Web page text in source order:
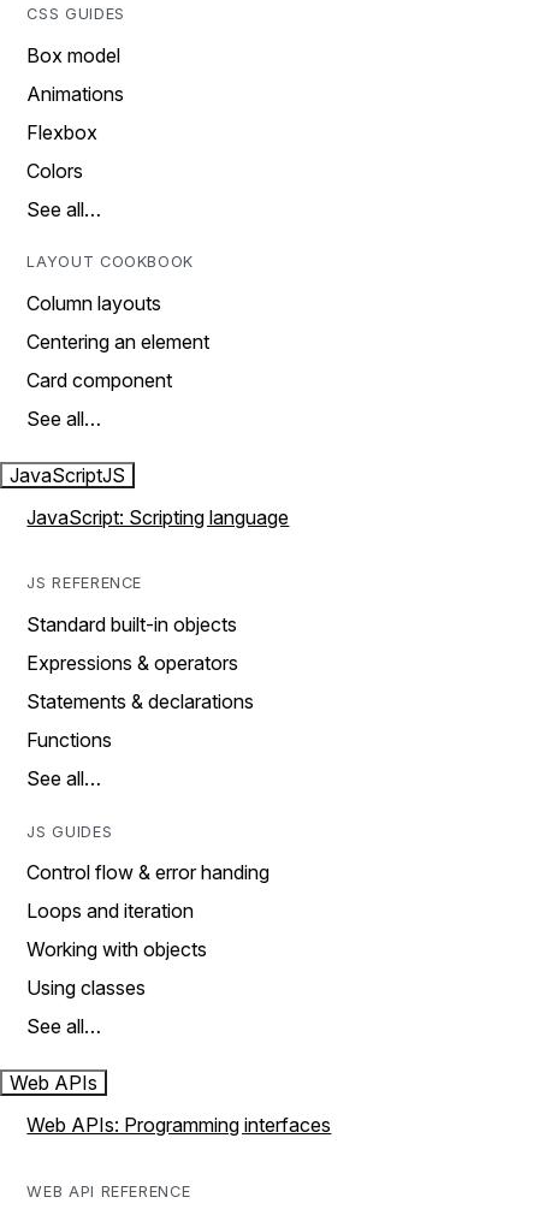
CSS GUIDES
Box model
Animations
Flexbox
Colors
See all…
LAYOUT COOKBOOK
Column layouts
Centering an element
Card component
See all…
JavaScriptJS
JavaScript: Scripting language
JS REFERENCE
Standard built-in objects
Expressions & operators
Statements & declarations
Functions
See all…
JS GUIDES
Control flow & error handing
Loops and iteration
Working with objects
Using classes
See all…
Web APIs
Web APIs: Programming interfaces
WEB API REFERENCE